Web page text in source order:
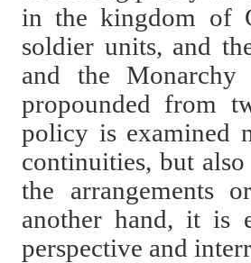
in the kingdom of
soldier units, and
and the
propounded from
policy is examined
continuities, but
the arrangements
another hand, it is
perspective and